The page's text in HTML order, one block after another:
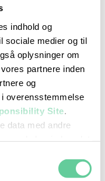
indhold og
sociale medier og til
oplysninger om
partnere inden
og
overensstemmelse
Site
data med andre